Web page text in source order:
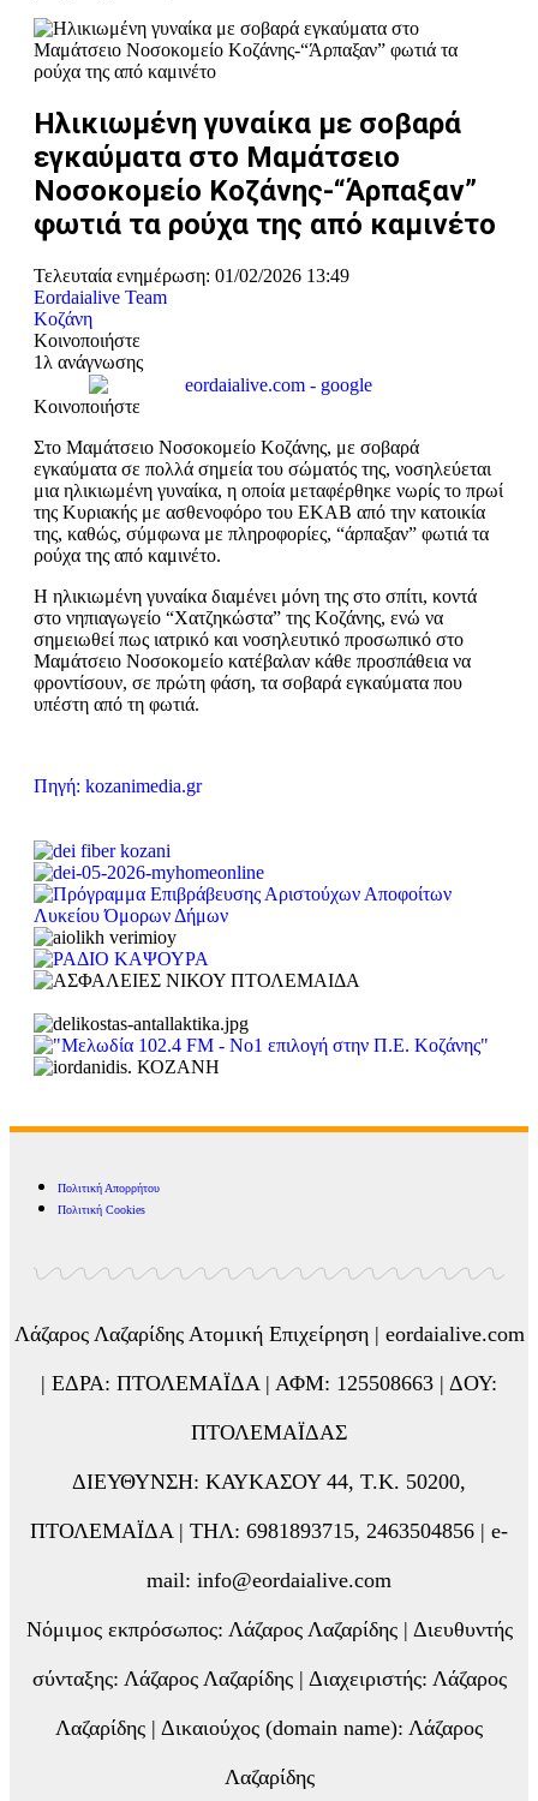
Ηλικιωμένη γυναίκα με σοβαρά
εγκαύματα στο Μαμάτσειο
Νοσοκομείο Κοζάνης-“Άρπαξαν”
φωτιά τα ρούχα της από καμινέτο
Τελευταία ενημέρωση: 01/02/2026 13:49
Eordaialive Team
Κοζάνη
Κοινοποιήστε
1λ ανάγνωσης
Κοινοποιήστε
Στο Μαμάτσειο Νοσοκομείο Κοζάνης, με σοβαρά
εγκαύματα σε πολλά σημεία του σώματός της, νοσηλεύεται
μια ηλικιωμένη γυναίκα, η οποία μεταφέρθηκε νωρίς το πρωί
της Κυριακής με ασθενοφόρο του ΕΚΑΒ από την κατοικία
της, καθώς, σύμφωνα με πληροφορίες, “άρπαξαν” φωτιά τα
ρούχα της από καμινέτο.
Η ηλικιωμένη γυναίκα διαμένει μόνη της στο σπίτι, κοντά
στο νηπιαγωγείο “Χατζηκώστα” της Κοζάνης, ενώ να
σημειωθεί πως ιατρικό και νοσηλευτικό προσωπικό στο
Μαμάτσειο Νοσοκομείο κατέβαλαν κάθε προσπάθεια να
φροντίσουν, σε πρώτη φάση, τα σοβαρά εγκαύματα που
υπέστη από τη φωτιά.
Πηγή: kozanimedia.gr
Πολιτική Απορρήτου
Πολιτική Cookies
Λάζαρος Λαζαρίδης Ατομική Επιχείρηση | eordaialive.com
| ΕΔΡΑ: ΠΤΟΛΕΜΑΪΔΑ | ΑΦΜ: 125508663 | ΔΟΥ:
ΠΤΟΛΕΜΑΪΔΑΣ
ΔΙΕΥΘΥΝΣΗ: ΚΑΥΚΑΣΟΥ 44, Τ.Κ. 50200,
ΠΤΟΛΕΜΑΪΔΑ | ΤΗΛ: 6981893715, 2463504856 | e-
mail: info@eordaialive.com
Νόμιμος εκπρόσωπος: Λάζαρος Λαζαρίδης | Διευθυντής
σύνταξης: Λάζαρος Λαζαρίδης | Διαχειριστής: Λάζαρος
Λαζαρίδης | Δικαιούχος (domain name): Λάζαρος
Λαζαρίδης